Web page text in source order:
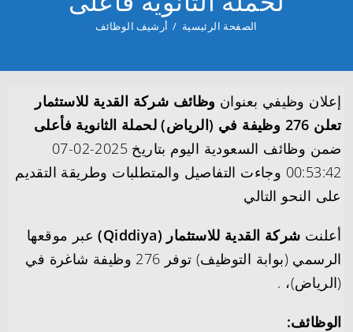
الصفحة الرئيسية / أرشيف الوظائف
إعلان وظيفي بعنوان وظائف شركة القدية للاستثمار
تعلن 276 وظيفة في (الرياض) لحملة الثانوية فأعلى
ضمن وظائف السعودية اليوم بتاريخ 2025-02-07
00:53:42 وجاءت التفاصيل والمتطلبات وطريقة التقديم
على النحو التالي
أعلنت شركة القدية للاستثمار (Qiddiya)
عبر موقعها
الرسمي (بوابة التوظيف) توفر 276 وظيفة شاغرة في
(الرياض)، .
الوظائف: